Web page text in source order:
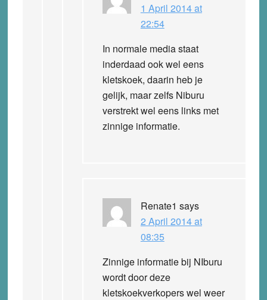
1 April 2014 at
22:54
In normale media staat
inderdaad ook wel eens
kletskoek, daarin heb je
gelijk, maar zelfs Niburu
verstrekt wel eens links met
zinnige informatie.
Renate1 says
2 April 2014 at
08:35
Zinnige informatie bij NIburu
wordt door deze
kletskoekverkopers wel weer